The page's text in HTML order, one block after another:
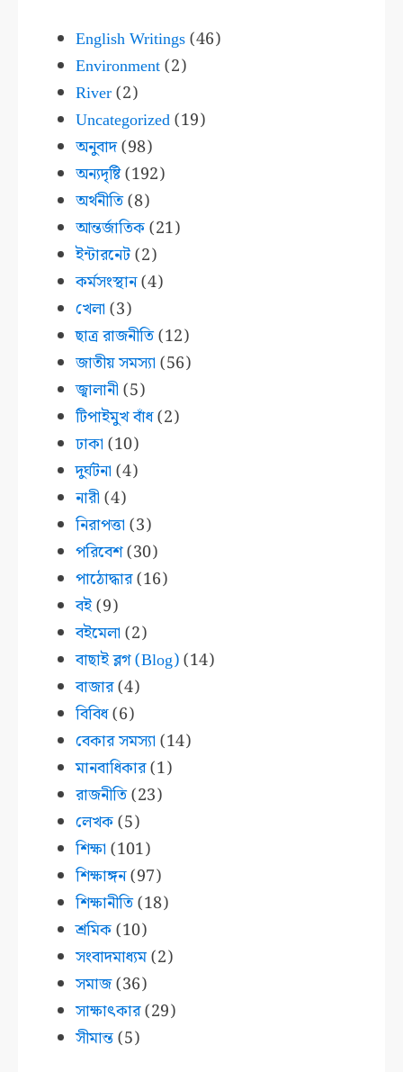
English Writings(46)
Environment(2)
River(2)
Uncategorized(19)
অনুবাদ(98)
অন্যদৃষ্টি(192)
অর্থনীতি(8)
আন্তর্জাতিক(21)
ইন্টারনেট(2)
কর্মসংস্থান(4)
খেলা (3)
ছাত্র রাজনীতি(12)
জাতীয় সমস্যা (56)
জ্বালানী (5)
টিপাইমুখ বাঁধ(2)
ঢাকা (10)
দুর্ঘটনা (4)
নারী (4)
নিরাপত্তা (3)
পরিবেশ(30)
পাঠোদ্ধার(16)
বই(9)
বইমেলা (2)
বাছাই ব্লগ (Blog)(14)
বাজার(4)
বিবিধ(6)
বেকার সমস্যা (14)
মানবাধিকার(1)
রাজনীতি(23)
লেখক(5)
শিক্ষা (101)
শিক্ষাঙ্গন(97)
শিক্ষানীতি(18)
শ্রমিক(10)
সংবাদমাধ্যম(2)
সমাজ(36)
সাক্ষাৎকার(29)
সীমান্ত(5)